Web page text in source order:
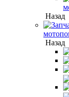
Назад
Назад